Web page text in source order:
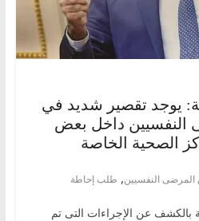
يوجد تقصير شديد في
النفسيين داخل بعض
الصحية الخاصة
النفسيين, طلب إحاطة
عن الإجراءات التى تم